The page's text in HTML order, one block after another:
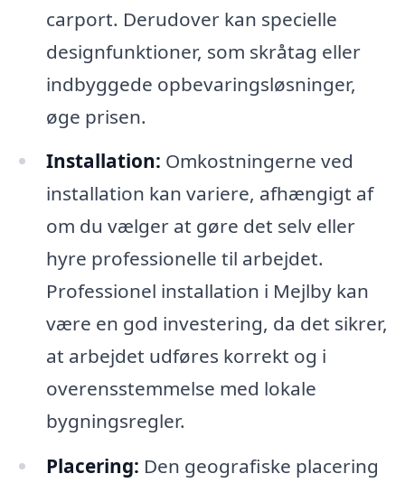
carport. Derudover kan specielle
designfunktioner, som skråtag eller
indbyggede opbevaringsløsninger,
øge prisen.
Installation: Omkostningerne ved
installation kan variere, afhængigt af
om du vælger at gøre det selv eller
hyre professionelle til arbejdet.
Professionel installation i Mejlby kan
være en god investering, da det sikrer,
at arbejdet udføres korrekt og i
overensstemmelse med lokale
bygningsregler.
Placering: Den geografiske placering